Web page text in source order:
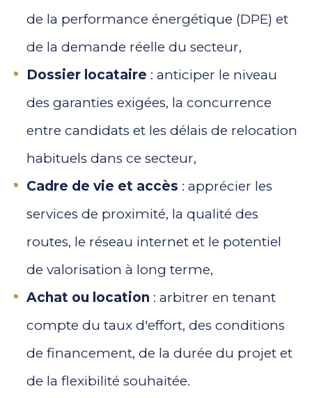
de la performance énergétique (DPE) et
de la demande réelle du secteur,
Dossier locataire : anticiper le niveau
des garanties exigées, la concurrence
entre candidats et les délais de relocation
habituels dans ce secteur,
Cadre de vie et accès : apprécier les
services de proximité, la qualité des
routes, le réseau internet et le potentiel
de valorisation à long terme,
Achat ou location : arbitrer en tenant
compte du taux d'effort, des conditions
de financement, de la durée du projet et
de la flexibilité souhaitée.